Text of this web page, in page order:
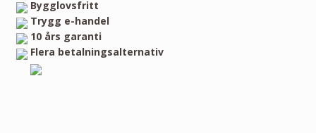
Bygglovsfritt
Trygg e-handel
10 års garanti
Flera betalningsalternativ